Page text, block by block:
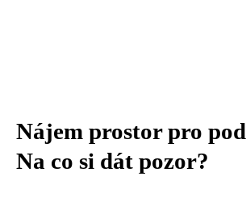
Nájem prostor pro
Na co si dát pozor?